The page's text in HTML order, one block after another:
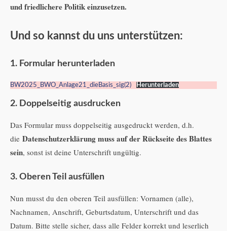
und friedlichere Politik einzusetzen.
Und so kannst du uns unterstützen:
1. Formular herunterladen
BW2025_BWO_Anlage21_dieBasis_sig(2) Herunterladen
2. Doppelseitig ausdrucken
Das Formular muss doppelseitig ausgedruckt werden, d.h.
die Datenschutzerklärung muss auf der Rückseite des Blattes
sein, sonst ist deine Unterschrift ungültig.
3. Oberen Teil ausfüllen
Nun musst du den oberen Teil ausfüllen: Vornamen (alle),
Nachnamen, Anschrift, Geburtsdatum, Unterschrift und das
Datum. Bitte stelle sicher, dass alle Felder korrekt und leserlich